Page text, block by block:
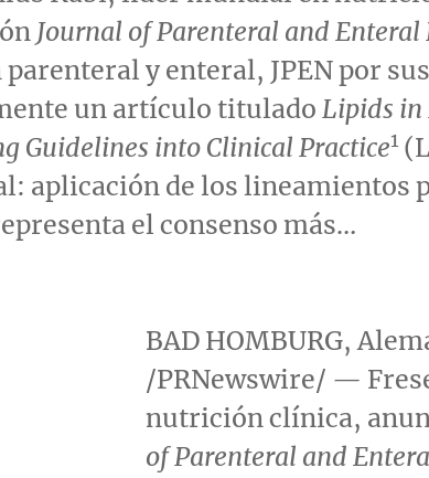
Journal of Parenteral and
y enteral, JPEN por
un artículo tituladoLipids in
Guidelines into Clinical Practice1
aplicación de los lineamientos
el consenso más…
BAD HOMBURG,
/PRNewswire/ —
nutrición clínica,
of Parenteral and